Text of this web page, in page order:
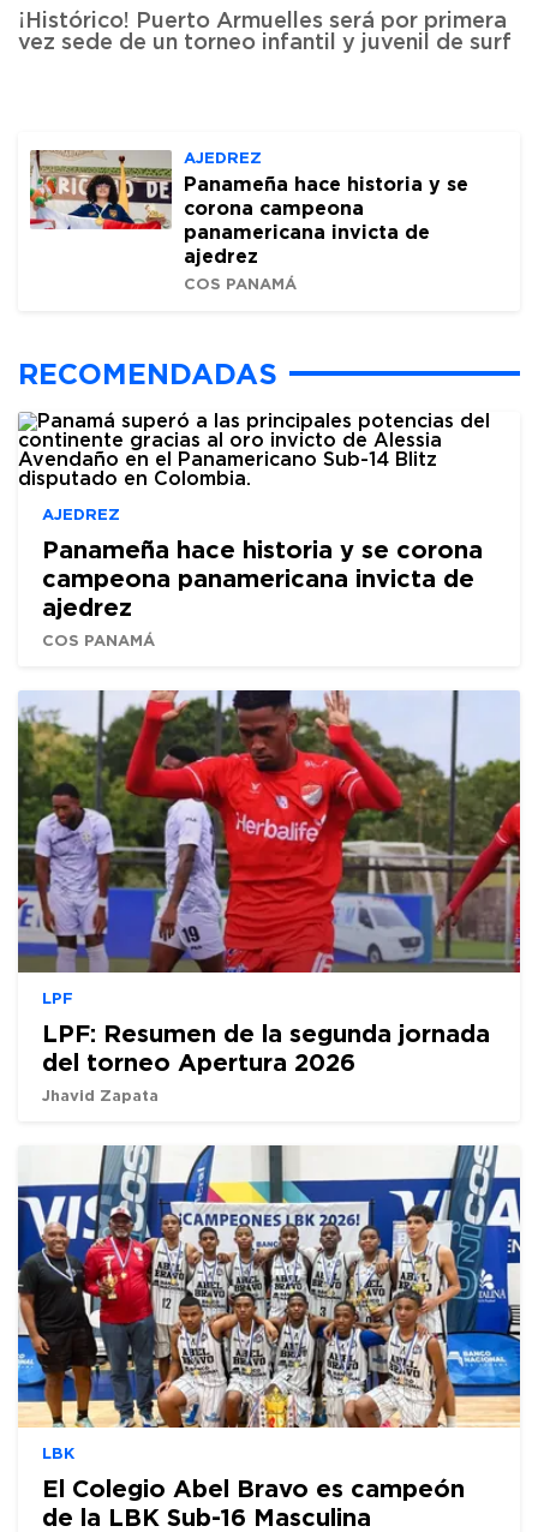
¡Histórico! Puerto Armuelles será por primera
vez sede de un torneo infantil y juvenil de surf
AJEDREZ
Panameña hace historia y se
corona campeona
panamericana invicta de
ajedrez
COS PANAMÁ
RECOMENDADAS
AJEDREZ
Panameña hace historia y se corona
campeona panamericana invicta de
ajedrez
COS PANAMÁ
LPF
LPF: Resumen de la segunda jornada
del torneo Apertura 2026
Jhavid Zapata
LBK
El Colegio Abel Bravo es campeón
de la LBK Sub-16 Masculina